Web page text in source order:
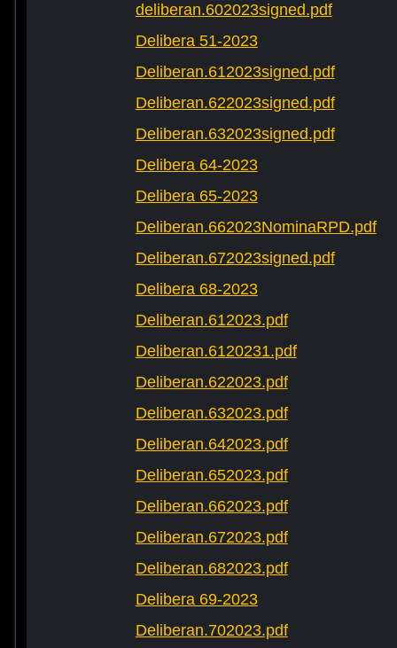
deliberan.602023signed.pdf
Delibera 51-2023
Deliberan.612023signed.pdf
Deliberan.622023signed.pdf
Deliberan.632023signed.pdf
Delibera 64-2023
Delibera 65-2023
Deliberan.662023NominaRPD.pdf
Deliberan.672023signed.pdf
Delibera 68-2023
Deliberan.612023.pdf
Deliberan.6120231.pdf
Deliberan.622023.pdf
Deliberan.632023.pdf
Deliberan.642023.pdf
Deliberan.652023.pdf
Deliberan.662023.pdf
Deliberan.672023.pdf
Deliberan.682023.pdf
Delibera 69-2023
Deliberan.702023.pdf